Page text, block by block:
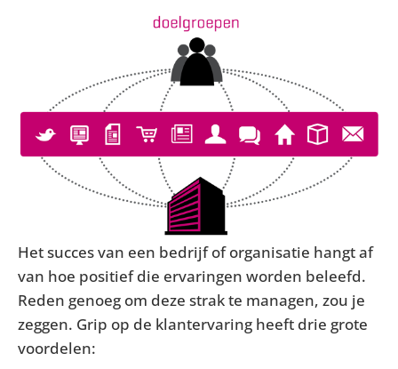
Het succes van een bedrijf of organisatie hangt af
van hoe positief die ervaringen worden beleefd.
Reden genoeg om deze strak te managen, zou je
zeggen. Grip op de klantervaring heeft drie grote
voordelen: